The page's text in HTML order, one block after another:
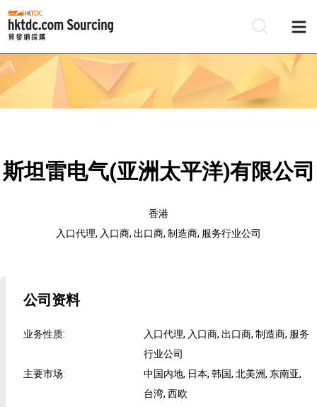
斯坦雷电气(亚洲太平洋)有限公司
香港
入口代理, 入口商, 出口商, 制造商, 服务行业公司
公司资料
业务性质:
入口代理, 入口商, 出口商, 制造商, 服务
行业公司
主要市场:
中国内地, 日本, 韩国, 北美洲, 东南亚,
台湾, 西欧